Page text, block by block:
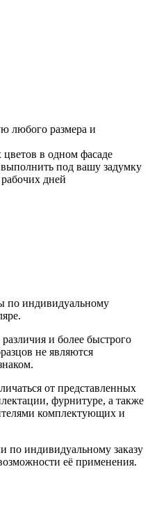
любого размера и
в одном фасаде
под вашу задумку
дней
по индивидуальному
и более быстрого
не являются
от представленных
фурнитуре, а также
комплектующих и
по индивидуальному заказу
её применения.